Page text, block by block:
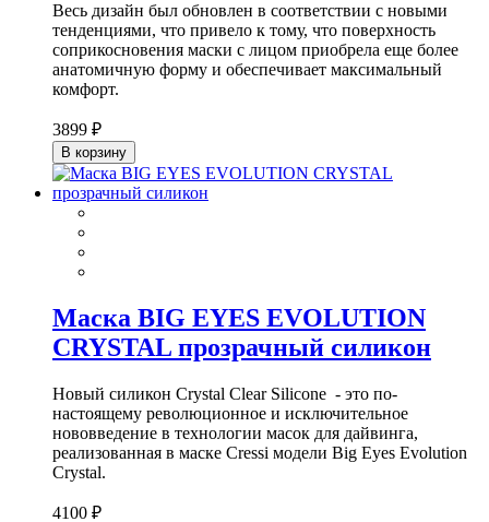
Весь дизайн был обновлен в соответствии с новыми
тенденциями, что привело к тому, что поверхность
соприкосновения маски с лицом приобрела еще более
анатомичную форму и обеспечивает максимальный
комфорт.
3899 ₽
В корзину
Маска BIG EYES EVOLUTION
CRYSTAL прозрачный силикон
Новый силикон Crystal Clear Silicone - это по-
настоящему революционное и исключительное
нововведение в технологии масок для дайвинга,
реализованная в маске Cressi модели Big Eyes Evolution
Crystal.
4100 ₽